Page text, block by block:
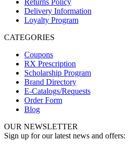
Delivery Information
Loyalty Program
CATEGORIES
Coupons
RX Prescription
Scholarship Program
Brand Directory
E-Catalogs/Requests
Order Form
Blog
OUR NEWSLETTER
Sign up for our latest news and offers: